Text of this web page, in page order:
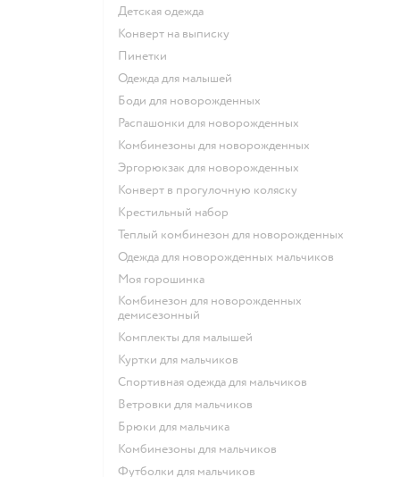
Детская одежда
Конверт на выписку
Пинетки
Одежда для малышей
Боди для новорожденных
Распашонки для новорожденных
Комбинезоны для новорожденных
Эргорюкзак для новорожденных
Конверт в прогулочную коляску
Крестильный набор
Теплый комбинезон для новорожденных
Одежда для новорожденных мальчиков
Моя горошинка
Комбинезон для новорожденных
демисезонный
Комплекты для малышей
Куртки для мальчиков
Спортивная одежда для мальчиков
Ветровки для мальчиков
Брюки для мальчика
Комбинезоны для мальчиков
Футболки для мальчиков